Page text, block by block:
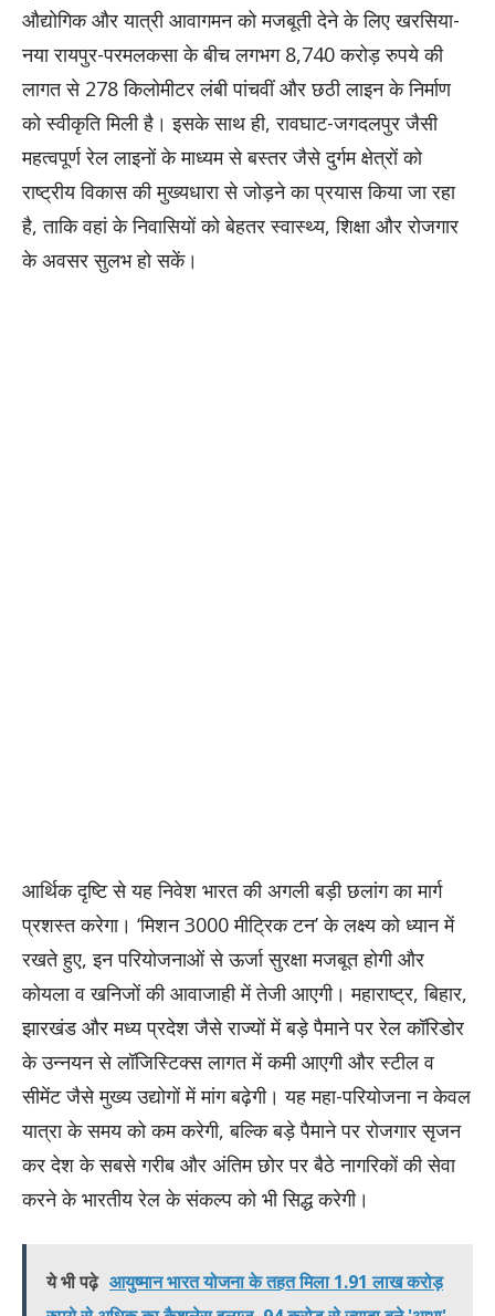
औद्योगिक और यात्री आवागमन को मजबूती देने के लिए खरसिया-
नया रायपुर-परमलकसा के बीच लगभग 8,740 करोड़ रुपये की
लागत से 278 किलोमीटर लंबी पांचवीं और छठी लाइन के निर्माण
को स्वीकृति मिली है। इसके साथ ही, रावघाट-जगदलपुर जैसी
महत्वपूर्ण रेल लाइनों के माध्यम से बस्तर जैसे दुर्गम क्षेत्रों को
राष्ट्रीय विकास की मुख्यधारा से जोड़ने का प्रयास किया जा रहा
है, ताकि वहां के निवासियों को बेहतर स्वास्थ्य, शिक्षा और रोजगार
के अवसर सुलभ हो सकें।
आर्थिक दृष्टि से यह निवेश भारत की अगली बड़ी छलांग का मार्ग
प्रशस्त करेगा। ‘मिशन 3000 मीट्रिक टन’ के लक्ष्य को ध्यान में
रखते हुए, इन परियोजनाओं से ऊर्जा सुरक्षा मजबूत होगी और
कोयला व खनिजों की आवाजाही में तेजी आएगी। महाराष्ट्र, बिहार,
झारखंड और मध्य प्रदेश जैसे राज्यों में बड़े पैमाने पर रेल कॉरिडोर
के उन्नयन से लॉजिस्टिक्स लागत में कमी आएगी और स्टील व
सीमेंट जैसे मुख्य उद्योगों में मांग बढ़ेगी। यह महा-परियोजना न केवल
यात्रा के समय को कम करेगी, बल्कि बड़े पैमाने पर रोजगार सृजन
कर देश के सबसे गरीब और अंतिम छोर पर बैठे नागरिकों की सेवा
करने के भारतीय रेल के संकल्प को भी सिद्ध करेगी।
ये भी पढ़े आयुष्मान भारत योजना के तहत मिला 1.91 लाख करोड़